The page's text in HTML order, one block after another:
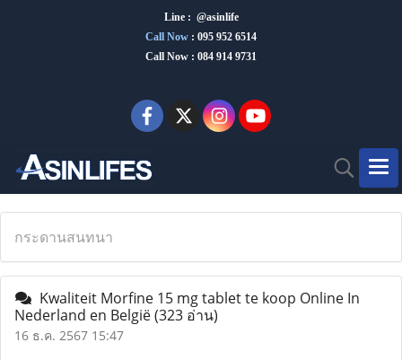
Line : @asinlife
Call Now : 095 952 6514
Call Now : 084 914 9731
กระดานสนทนา
Kwaliteit Morfine 15 mg tablet te koop Online In
Nederland en België(323 อ่าน)
16 ธ.ค. 2567 15:47